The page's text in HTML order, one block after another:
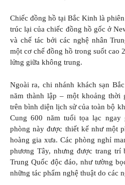
Chiếc đồng hồ tại Bắc Kinh là
trúc lại của chiếc đồng hồ gốc ở
và chế tác bởi các nghệ nhân
một cơ chế đồng hồ trong suốt cao
lửng giữa không trung.
Ngoài ra, chi nhánh khách sạn
năm thành lập – một khoảng
trên bình diện lịch sử của toàn bộ
Cung 600 năm tuổi tọa lạc ngay
phòng này được thiết kế như một
hoàng gia xưa. Các phòng nghỉ
phương Tây, nhưng được trang trí
Trung Quốc độc đáo, như tường
những tác phẩm nghệ thuật do các